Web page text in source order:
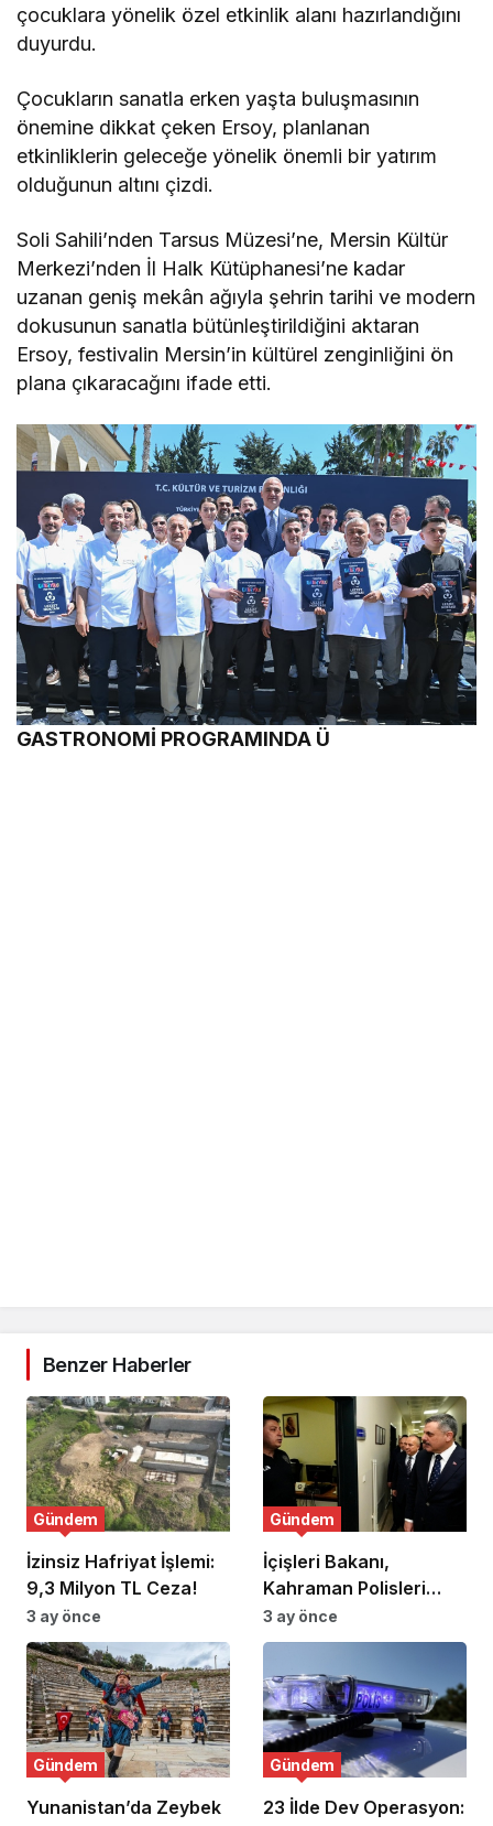
çocuklara yönelik özel etkinlik alanı hazırlandığını
duyurdu.
Çocukların sanatla erken yaşta buluşmasının
önemine dikkat çeken Ersoy, planlanan
etkinliklerin geleceğe yönelik önemli bir yatırım
olduğunun altını çizdi.
Soli Sahili’nden Tarsus Müzesi’ne, Mersin Kültür
Merkezi’nden İl Halk Kütüphanesi’ne kadar
uzanan geniş mekân ağıyla şehrin tarihi ve modern
dokusunun sanatla bütünleştirildiğini aktaran
Ersoy, festivalin Mersin’in kültürel zenginliğini ön
plana çıkaracağını ifade etti.
GASTRONOMİ PROGRAMINDA Ü
Benzer Haberler
İzinsiz Hafriyat İşlemi:
9,3 Milyon TL Ceza!
Gündem
3 ay önce
İçişleri Bakanı,
Kahraman Polisleri
Ziyaret Etti
Gündem
3 ay önce
Yunanistan’da Zeybek
Gündem
23 İlde Dev Operasyon:
Gündem